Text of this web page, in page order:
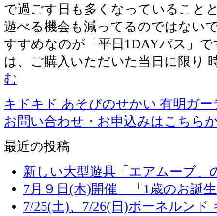
で過ごす日も多くなっていること
遊べる機会も減ってるのではない
すすめなのが「平日1DAYパス」
は、ご購入いただいた当日に限り
む
キドキド あそびのせかい 有明ガー
お問い合わせ・お申込みはこちら
最近の投稿
新しい大型遊具「エアムーブ」
7月９日(木)開催 「1歳のお誕
7/25(土)、7/26(日)ボーネルン